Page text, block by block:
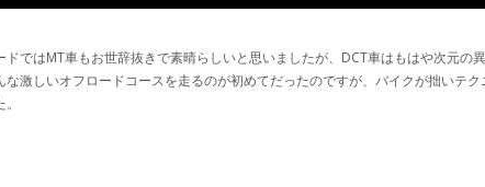
ではMT車もお世辞抜きで素晴らしいと思いましたが、DCT車はもはや次元
激しいオフロードコースを走るのが初めてだったのですが、バイクが拙いテ